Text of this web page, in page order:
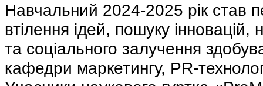
Навчальний 2024-2025 рік став
втілення ідей, пошуку інновацій,
та соціального залучення
кафедри маркетингу, PR-